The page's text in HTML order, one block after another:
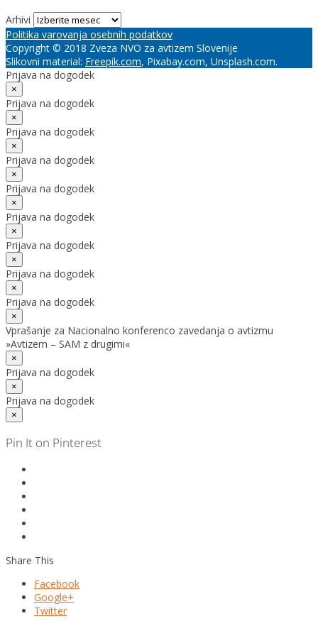
Arhivi
Politika varovanja osebnih podatkov
Copyright © 2018 Zveza NVO za avtizem Slovenije
Slikovni material: Freepik.com, Pixabay.com, Unsplash.com.
Prijava na dogodek
×
Prijava na dogodek
×
Prijava na dogodek
×
Prijava na dogodek
×
Prijava na dogodek
×
Prijava na dogodek
×
Prijava na dogodek
×
Prijava na dogodek
×
Prijava na dogodek
×
Vprašanje za Nacionalno konferenco zavedanja o avtizmu
»Avtizem – SAM z drugimi«
×
Prijava na dogodek
×
Prijava na dogodek
×
Pin It on Pinterest
Share This
Facebook
Google+
Twitter